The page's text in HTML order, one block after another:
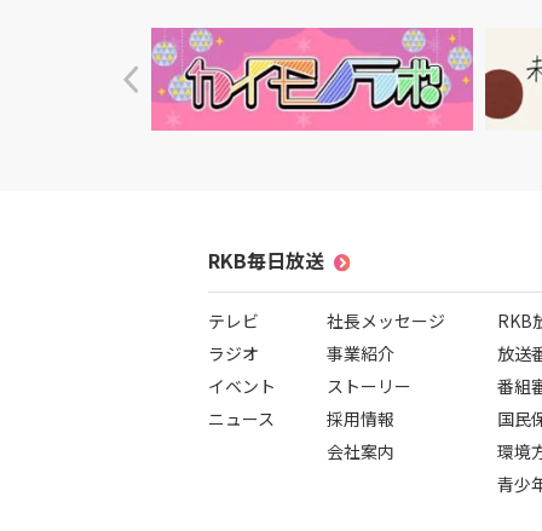
RKB毎日放送
テレビ
ラジオ
イベント
ニュース
社長メッセージ
事業紹介
ストーリー
採用情報
会社案内
RKB
放送
番組
国民
環境
青少